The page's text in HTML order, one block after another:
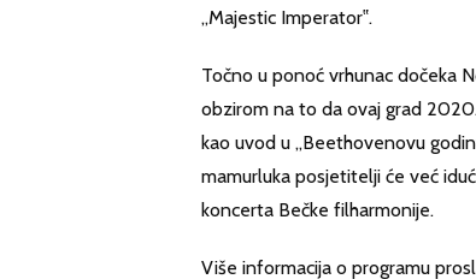
„Majestic Imperator‟.
Točno u ponoć vrhunac dočeka
obzirom na to da ovaj grad
kao uvod u „Beethovenovu
mamurluka posjetitelji će već
koncerta Bečke filharmonije.
Više informacija o programu